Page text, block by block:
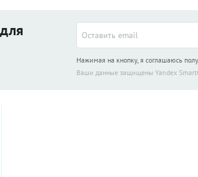
Нажимая на кнопку, я соглашаюсь
Ваши данные защищены Yandex